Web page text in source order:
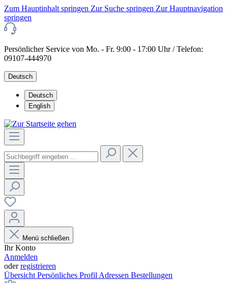
Zum Hauptinhalt springen Zur Suche springen Zur Hauptnavigation
springen
Persönlicher Service von Mo. - Fr. 9:00 - 17:00 Uhr / Telefon:
09107-444970
Deutsch
Deutsch
English
Menü schließen
Ihr Konto
Anmelden
oderregistrieren
Übersicht Persönliches Profil Adressen Bestellungen